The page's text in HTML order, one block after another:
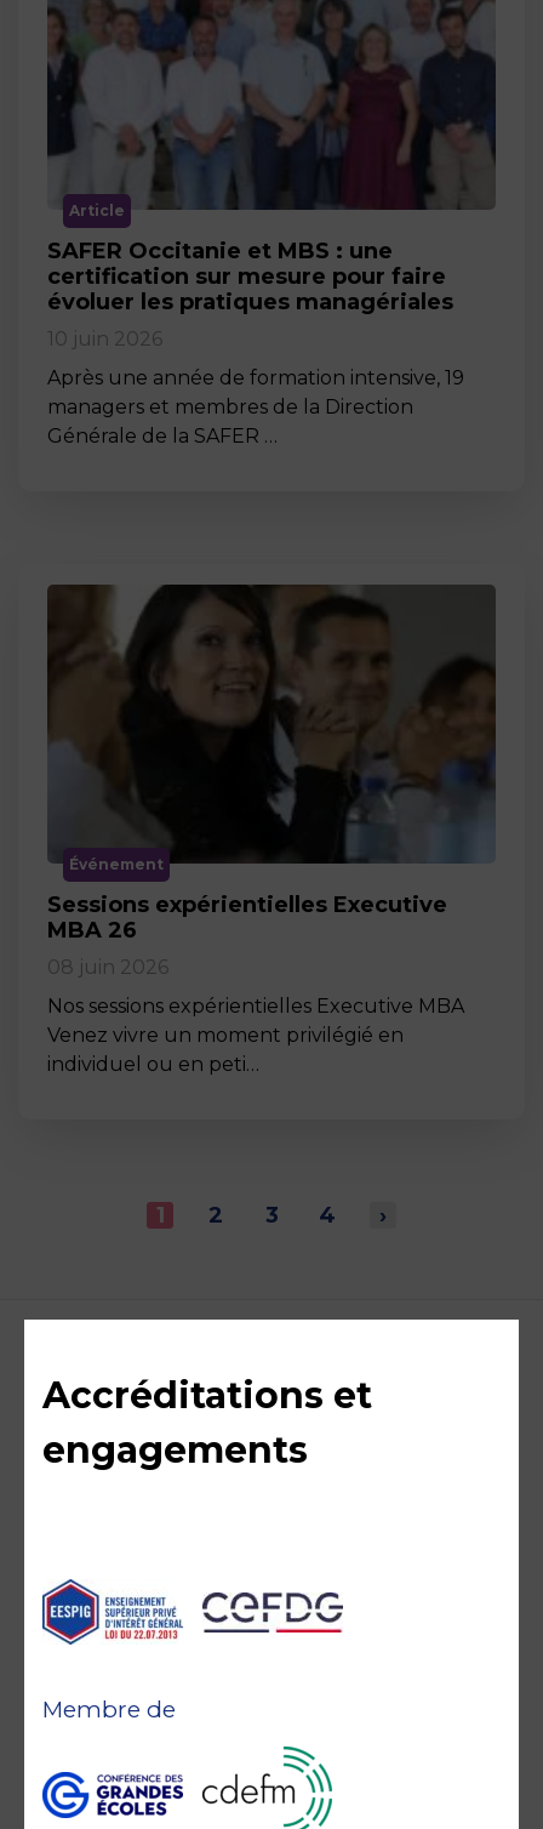
Article
SAFER Occitanie et MBS : une
certification sur mesure pour faire
évoluer les pratiques managériales
10 juin 2026
Après une année de formation intensive, 19
managers et membres de la Direction
Générale de la SAFER …
Événement
Sessions expérientielles Executive
MBA 26
08 juin 2026
Nos sessions expérientielles Executive MBA
Venez vivre un moment privilégié en
individuel ou en peti…
1 2 3 4 ›
Accréditations et
engagements
Membre de